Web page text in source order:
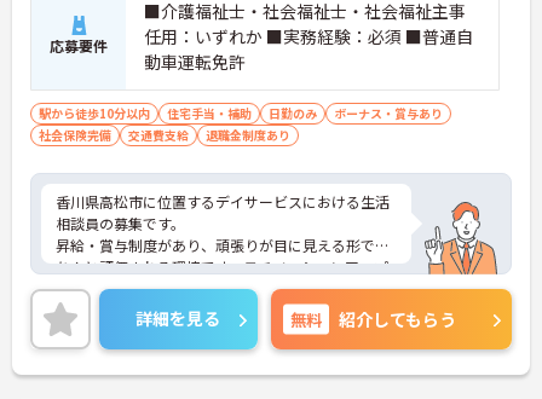
応募要件
■介護福祉士・社会福祉士・社会福祉主事
任用：いずれか ■実務経験：必須 ■普通自
動車運転免許
駅から徒歩10分以内 住宅手当・補助 日勤のみ
ボーナス・賞与あり
社会保険完備
交通費支給 退職金制度あり
香川県高松市に位置するデイサービスにおける生活
相談員の募集です。
昇給・賞与制度があり、頑張りが目に見える形でき
ちんと評価される環境です。モチベーションアップ
につながります。資格や経験を活かしながらご勤務
いただける環境です。
ご興味のある方には、面接対策ポイントなど、さら
に詳細をご案内しますのでお気軽にご相談くださ
い！
詳細を見る 無料 紹介してもらう